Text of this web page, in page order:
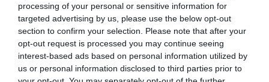
processing of your personal or sensitive information for
targeted advertising by us, please use the below opt-out
section to confirm your selection. Please note that after your
opt-out request is processed you may continue seeing
interest-based ads based on personal information utilized by
us or personal information disclosed to third parties prior to
sociedad aragonesa”, ha señalado la entidad en
comunicado.
Sobre Intelligence 2P
Intelligence 2Pes la unidad de estrategia e
inteligencia de mercado de 2Playbook, cuya plataforma